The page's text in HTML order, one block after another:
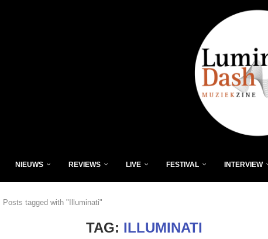
NIEUWS REVIEWS LIVE FESTIVAL INTERVIEW
Posts tagged with "Illuminati"
TAG: ILLUMINATI